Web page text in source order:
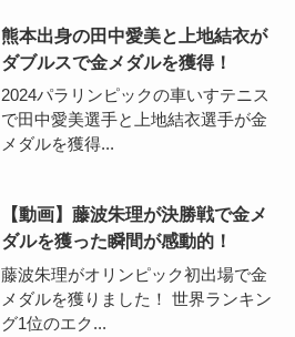
熊本出身の田中愛美と上地結衣が
ダブルスで金メダルを獲得！
2024パラリンピックの車いすテニス
で田中愛美選手と上地結衣選手が金
メダルを獲得...
【動画】藤波朱理が決勝戦で金メ
ダルを獲った瞬間が感動的！
藤波朱理がオリンピック初出場で金
メダルを獲りました！ 世界ランキン
グ1位のエク...